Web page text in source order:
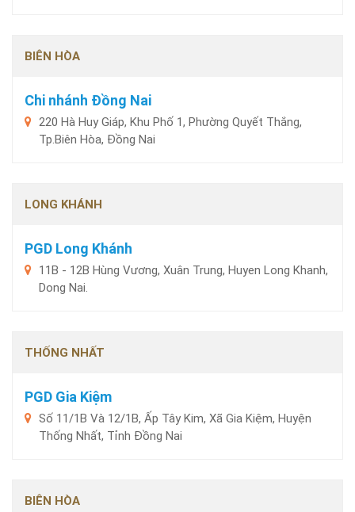
BIÊN HÒA
Chi nhánh Đồng Nai
220 Hà Huy Giáp, Khu Phố 1, Phường Quyết Thắng,
Tp.Biên Hòa, Đồng Nai
LONG KHÁNH
PGD Long Khánh
11B - 12B Hùng Vương, Xuân Trung, Huyen Long Khanh,
Dong Nai.
THỐNG NHẤT
PGD Gia Kiệm
Số 11/1B Và 12/1B, Ấp Tây Kim, Xã Gia Kiệm, Huyện
Thống Nhất, Tỉnh Đồng Nai
BIÊN HÒA